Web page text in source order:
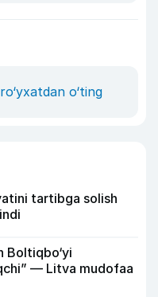
ro‘yxatdan o‘ting
tartibga solish
Boltiqbo‘yi
— Litva mudofaa